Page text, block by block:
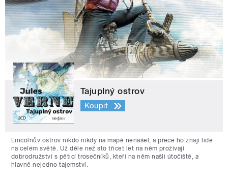
Tajuplný ostrov
Koupit
Lincolnův ostrov nikdo nikdy na mapě nenašel, a přece ho znají lidé
na celém světě. Už déle než sto třicet let na něm prožívají
dobrodružství s pěticí trosečníků, kteří na něm našli útočiště, a
hlavně nejedno tajemství.